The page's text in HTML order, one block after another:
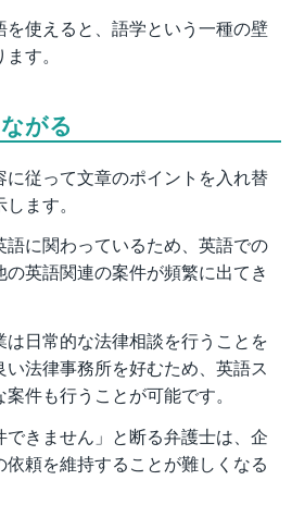
を使えると、語学という一種の壁
す。
がる
従って文章のポイントを入れ替
ます。
に関わっているため、英語での
英語関連の案件が頻繁に出てき
日常的な法律相談を行うことを
法律事務所を好むため、英語ス
件も行うことが可能です。
できません」と断る弁護士は、企
頼を維持することが難しくなる